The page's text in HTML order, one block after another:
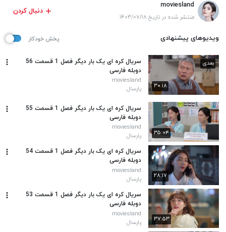
moviesland
منتشر شده در تاریخ ۱۴۰۳/۰۷/۱۸
دنبال کردن
ویدیوهای پیشنهادی پخش خودکار
۳۰:۱۸
بعدی
سریال کره ای یک بار دیگر فصل 1 قسمت 56
دوبله فارسی
moviesland
پارسال
۳۵:۰۴
سریال کره ای یک بار دیگر فصل 1 قسمت 55
دوبله فارسی
moviesland
پارسال
۲۸:۱۷
سریال کره ای یک بار دیگر فصل 1 قسمت 54
دوبله فارسی
moviesland
پارسال
۳۷:۵۳
سریال کره ای یک بار دیگر فصل 1 قسمت 53
دوبله فارسی
moviesland
پارسال